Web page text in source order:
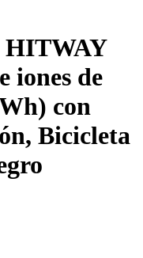
HITWAY
iones de
con
Bicicleta